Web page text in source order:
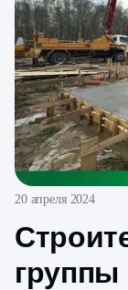
20 апреля 2024